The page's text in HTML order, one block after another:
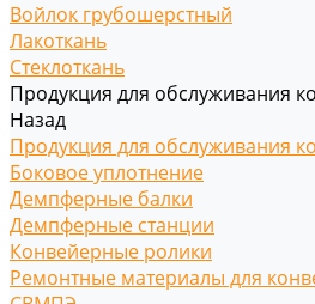
Войлок грубошерстный
Лакоткань
Стеклоткань
Продукция для обслуживания
Назад
Продукция для обслуживания
Боковое уплотнение
Демпферные балки
Демпферные станции
Конвейерные ролики
Ремонтные материалы для